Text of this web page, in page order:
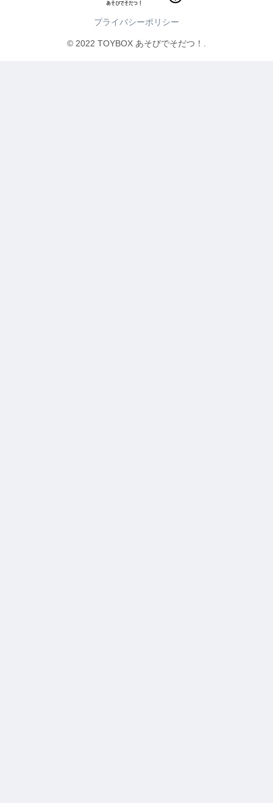
プライバシーポリシー
© 2022 TOYBOX あそびでそだつ！.